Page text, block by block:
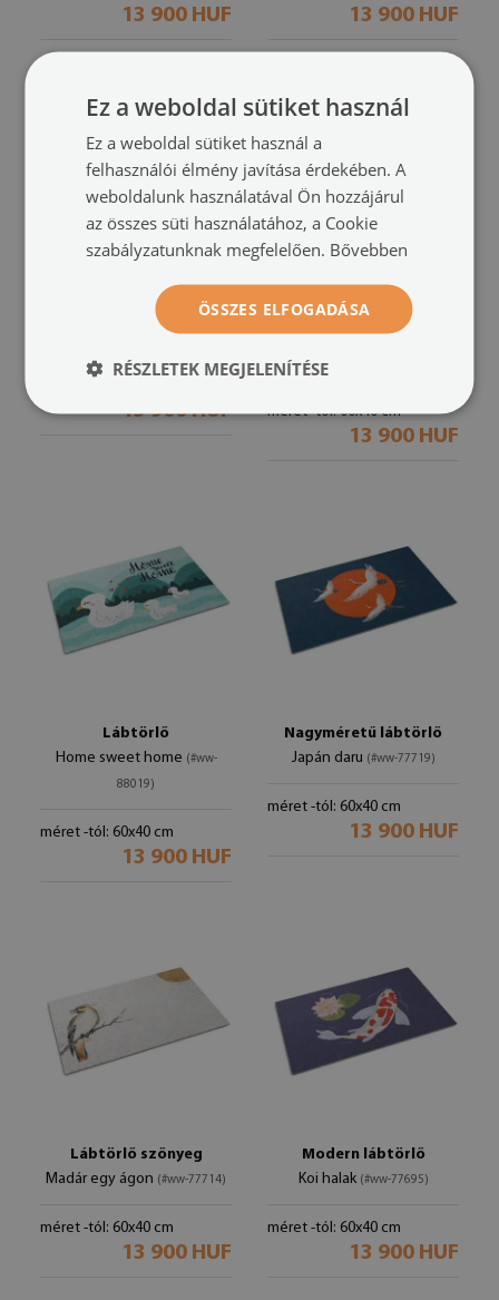
13 900 HUF 13 900 HUF
Lábtörlő
(#ww-88028)
13 900 HUF
Lábtörlő
Home sweet home
méret -tól: 60x40 cm
13 900 HUF
Lábtörlő
Home sweet home (#ww-
88019)
méret -tól: 60x40 cm
13 900 HUF
Nagyméretű lábtörlő
Japán daru (#ww-77719)
méret -tól: 60x40 cm
13 900 HUF
Lábtörlő szőnyeg
Madár egy ágon (#ww-77714)
méret -tól: 60x40 cm
13 900 HUF
Modern lábtörlő
Koi halak (#ww-77695)
méret -tól: 60x40 cm
13 900 HUF
Ez a weboldal sütiket használ
Ez a weboldal sütiket használ a
felhasználói élmény javítása érdekében. A
weboldalunk használatával Ön hozzájárul
az összes süti használatához, a Cookie
szabályzatunknak megfelelően. Bővebben
ÖSSZES ELFOGADÁSA
RÉSZLETEK MEGJELENÍTÉSE